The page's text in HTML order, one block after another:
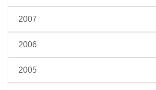
2007
2006
2005